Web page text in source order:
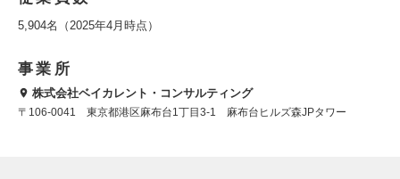
5,904名（2025年4月時点）
事業所
株式会社ベイカレント・コンサルティング
〒106-0041 東京都港区麻布台1丁目3-1 麻布台ヒルズ森JPタワー